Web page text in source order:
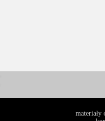
materiały